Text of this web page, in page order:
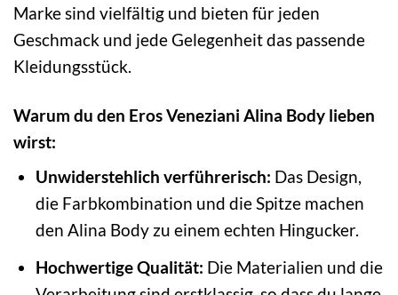
Marke sind vielfältig und bieten für jeden
Geschmack und jede Gelegenheit das passende
Kleidungsstück.
Warum du den Eros Veneziani Alina Body lieben
wirst:
Unwiderstehlich verführerisch: Das Design,
die Farbkombination und die Spitze machen
den Alina Body zu einem echten Hingucker.
Hochwertige Qualität: Die Materialien und die